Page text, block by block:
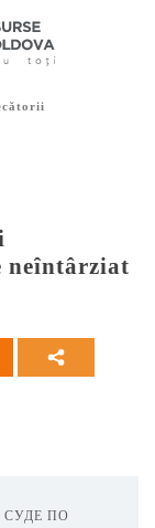
neîntârziat
ПО